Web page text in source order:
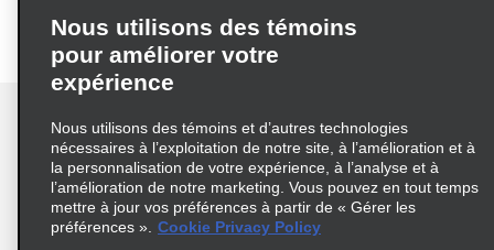
Conditions d’utilisation
Politique de confidentialité
Politique sur les fichiers témoins
Nous utilisons des témoins
pour améliorer votre
expérience
Nous utilisons des témoins et d’autres technologies
nécessaires à l’exploitation de notre site, à l’amélioration et à
la personnalisation de votre expérience, à l’analyse et à
l’amélioration de notre marketing. Vous pouvez en tout temps
mettre à jour vos préférences à partir de « Gérer les
préférences ». Cookie Privacy Policy